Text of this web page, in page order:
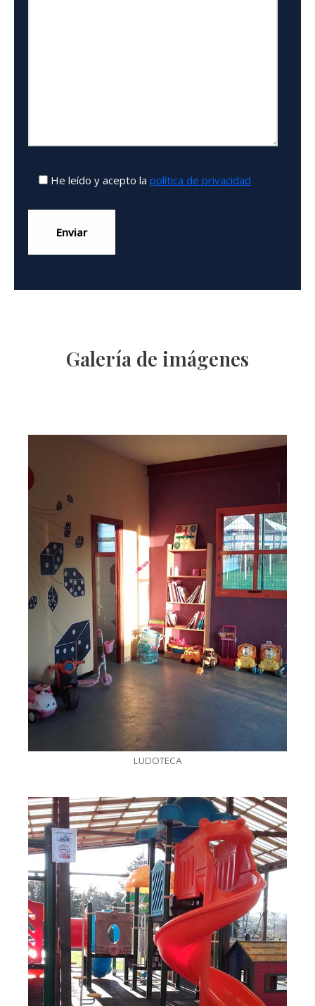
He leído y acepto la política de privacidad
Galería de imágenes
LUDOTECA